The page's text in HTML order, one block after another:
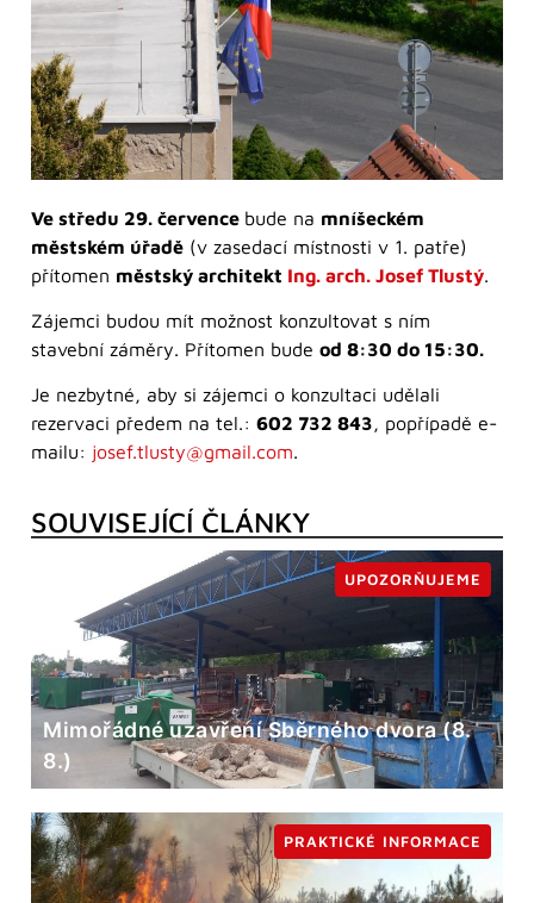
Ve středu 29. července bude na mníšeckém
městském úřadě (v zasedací místnosti v 1. patře)
přítomen městský architekt Ing. arch. Josef Tlustý.
Zájemci budou mít možnost konzultovat s ním
stavební záměry. Přítomen bude od 8:30 do 15:30.
Je nezbytné, aby si zájemci o konzultaci udělali
rezervaci předem na tel.: 602 732 843, popřípadě e-
mailu: josef.tlusty@gmail.com.
SOUVISEJÍCÍ ČLÁNKY
Mimořádné uzavření Sběrného dvora (8.
8.)
UPOZORŇUJEME
PRAKTICKÉ INFORMACE